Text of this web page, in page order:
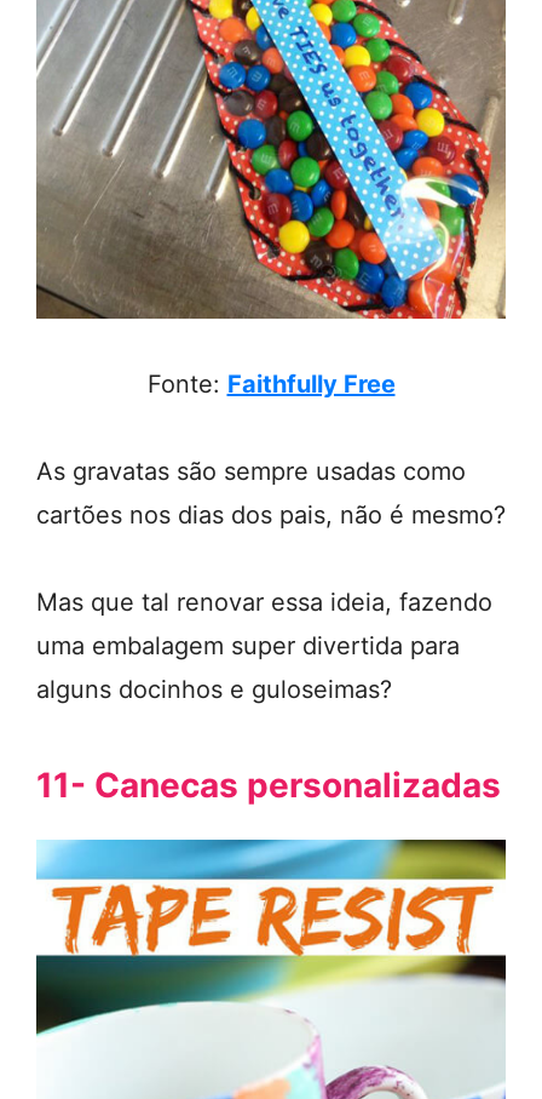
Fonte: Faithfully Free
As gravatas são sempre usadas como
cartões nos dias dos pais, não é mesmo?
Mas que tal renovar essa ideia, fazendo
uma embalagem super divertida para
alguns docinhos e guloseimas?
11- Canecas personalizadas